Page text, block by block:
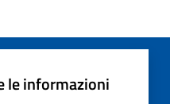
le informazioni